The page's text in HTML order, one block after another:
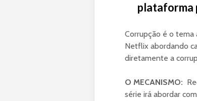
plataforma
Corrupção é o
Netflix abordando
diretamente a
O MECANISMO:
série irá abordar